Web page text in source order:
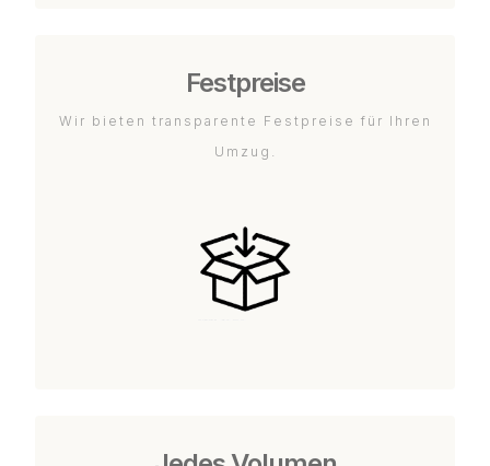
Festpreise
Wir bieten transparente Festpreise für Ihren
Umzug.